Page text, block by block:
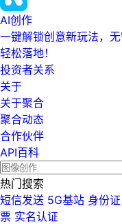
AI创作
一键解锁创意新玩法，
轻松落地！
投资者关系
关于
关于聚合
聚合动态
合作伙伴
API百科
热门搜索
短信发送 5G基站 身份证
票 实名认证